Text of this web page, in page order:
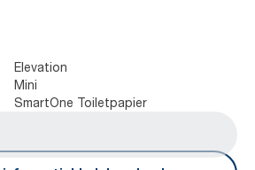
Elevation
Mini
SmartOne Toiletpapier